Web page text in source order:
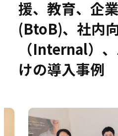
お役立ち情報
お問い
援、教育、企
(BtoB)、社内
（Internal）
けの導入事例